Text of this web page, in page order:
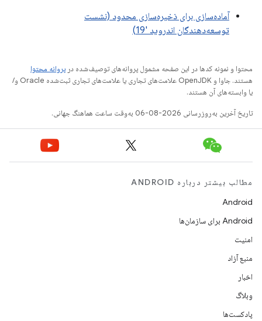
آماده‌سازی برای ذخیره‌سازی محدود (نشست
توسعه‌دهندگان اندروید '19)
محتوا و نمونه کدها در این صفحه مشمول پروانه‌های توصیف‌شده در پروانه محتوا
هستند. جاوا و OpenJDK علامت‌های تجاری یا علامت‌های تجاری ثبت‌شده Oracle و/
یا وابسته‌های آن هستند.
تاریخ آخرین به‌روزرسانی 2026-08-06 به‌وقت ساعت هماهنگ جهانی.
مطالب بیشتر درباره ANDROID
Android
Android برای سازمان‌ها
امنیت
منبع آزاد
اخبار
وبلاگ
پادکست‌ها